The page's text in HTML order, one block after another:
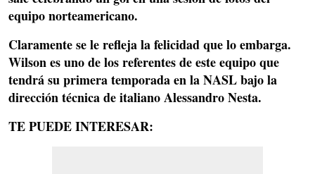
equipo norteamericano.
Claramentese le refleja la felicidad que lo embarga.
Wilson es uno de los referentes de este equipo que
tendrá su primera temporada en la NASL bajo la
dirección técnica de italiano Alessandro Nesta.
TE PUEDE INTERESAR: